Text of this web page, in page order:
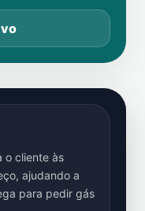
o cliente às
ajudando a
para pedir gás